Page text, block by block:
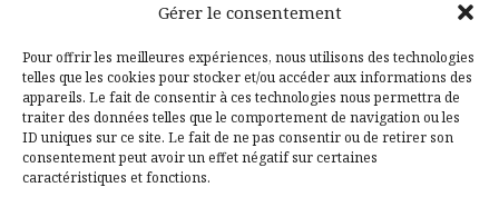
Gérer le consentement
Pour offrir les meilleures expériences, nous utilisons des technologies
telles que les cookies pour stocker et/ou accéder aux informations des
appareils. Le fait de consentir à ces technologies nous permettra de
traiter des données telles que le comportement de navigation ou les
ID uniques sur ce site. Le fait de ne pas consentir ou de retirer son
consentement peut avoir un effet négatif sur certaines
caractéristiques et fonctions.
Facebook
Pinterest